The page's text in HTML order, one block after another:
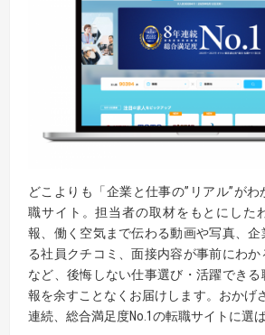
どこよりも「企業と仕事の”リアル”が
職サイト。担当者の取材をもとにした
報、働く空気まで伝わる動画や写真、企
る社員クチコミ、面接内容が事前にわか
など、後悔しない仕事選び・活躍でき
報を余すことなくお届けします。おかげ
連続、総合満足度No.1の転職サイトに選